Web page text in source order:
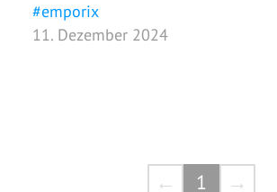
#emporix
11. Dezember 2024
← 1 →